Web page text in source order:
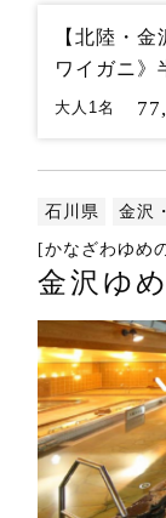
【北陸・
ワイガニ》
大人1名
石川県 金沢
[かなざわゆめ
金沢ゆ